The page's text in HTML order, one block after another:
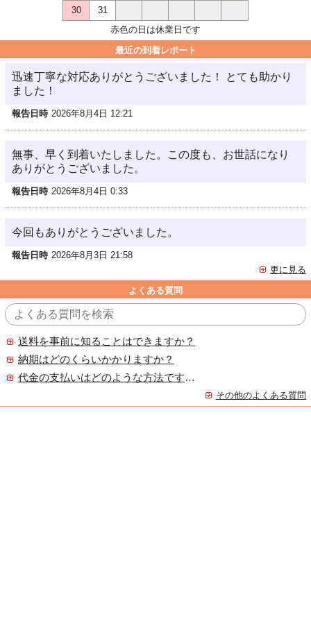
30
31
赤色の日は休業日です
最近の到着レポート
迅速丁寧な対応ありがとうございました！ とても助かり
ました！
報告日時 2026年8月4日 12:21
無事、早く到着いたしました。この度も、お世話になり
ありがとうございました。
報告日時 2026年8月4日 0:33
今回もありがとうございました。
報告日時 2026年8月3日 21:58
更に見る
よくある質問
送料を事前に知ることはできますか？
納期はどのくらいかかりますか？
代金の支払いはどのような方法ですか？
その他のよくある質問